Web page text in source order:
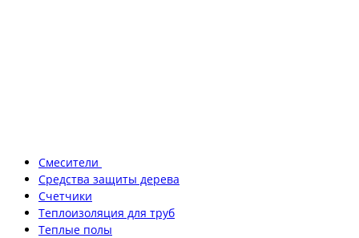
Смесители
Средства защиты дерева
Счетчики
Теплоизоляция для труб
Теплые полы